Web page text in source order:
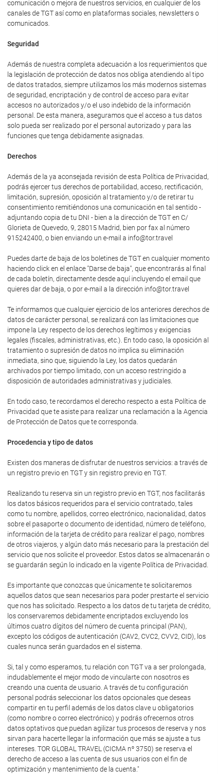
comunicación o mejora de nuestros servicios, en cualquier de los
canales de TGT así como en plataformas sociales, newsletters o
comunicados.
Seguridad
Además de nuestra completa adecuación a los requerimientos que
la legislación de protección de datos nos obliga atendiendo al tipo
de datos tratados, siempre utilizamos los más modernos sistemas
de seguridad, encriptación y de control de acceso para evitar
accesos no autorizados y/o el uso indebido de la información
personal. De esta manera, aseguramos que el acceso a tus datos
solo pueda ser realizado por el personal autorizado y para las
funciones que tenga debidamente asignadas.
Derechos
Además de la ya aconsejada revisión de esta Política de Privacidad,
podrás ejercer tus derechos de portabilidad, acceso, rectificación,
limitación, supresión, oposición al tratamiento y/o de retirar tu
consentimiento remitiéndonos una comunicación en tal sentido -
adjuntando copia de tu DNI - bien a la dirección de TGT en C/
Glorieta de Quevedo, 9, 28015 Madrid, bien por fax al número
915242400, o bien enviando un e-mail a info@tor.travel
Puedes darte de baja de los boletines de TGT en cualquier momento
haciendo click en el enlace "Darse de baja", que encontrarás al final
de cada boletín, directamente desde aquí incluyendo el email que
quieres dar de baja, o por e-mail a la dirección info@tor.travel
Te informamos que cualquier ejercicio de los anteriores derechos de
datos de carácter personal, se realizará con las limitaciones que
impone la Ley respecto de los derechos legítimos y exigencias
legales (fiscales, administrativas, etc.). En todo caso, la oposición al
tratamiento o supresión de datos no implica su eliminación
inmediata, sino que, siguiendo la Ley, los datos quedarán
archivados por tiempo limitado, con un acceso restringido a
disposición de autoridades administrativas y judiciales.
En todo caso, te recordamos el derecho respecto a esta Política de
Privacidad que te asiste para realizar una reclamación a la Agencia
de Protección de Datos que te corresponda.
Procedencia y tipo de datos
Existen dos maneras de disfrutar de nuestros servicios: a través de
un registro previo en TGT y sin registro previo en TGT.
Realizando tu reserva sin un registro previo en TGT, nos facilitarás
los datos básicos requeridos para el servicio contratado, tales
como tu nombre, apellidos, correo electrónico, nacionalidad, datos
sobre el pasaporte o documento de identidad, número de teléfono,
información de la tarjeta de crédito para realizar el pago, nombres
de otros viajeros, y algún dato más necesario para la prestación del
servicio que nos solicite el proveedor. Estos datos se almacenarán o
se guardarán según lo indicado en la vigente Política de Privacidad.
Es importante que conozcas que únicamente te solicitaremos
aquellos datos que sean necesarios para poder prestarte el servicio
que nos has solicitado. Respecto a los datos de tu tarjeta de crédito,
los conservaremos debidamente encriptados excluyendo los
últimos cuatro dígitos del número de cuenta principal (PAN),
excepto los códigos de autenticación (CAV2, CVC2, CVV2, CID), los
cuales nunca serán guardados en el sistema.
Si, tal y como esperamos, tu relación con TGT va a ser prolongada,
indudablemente el mejor modo de vincularte con nosotros es
creando una cuenta de usuario. A través de tu configuración
personal podrás seleccionar los datos opcionales que deseas
compartir en tu perfil además de los datos clave u obligatorios
(como nombre o correo electrónico) y podrás ofrecernos otros
datos optativos que puedan agilizar tus procesos de reserva y nos
sirvan para hacerte llegar la información que más se ajuste a tus
intereses. TOR GLOBAL TRAVEL (CICMA nº 3750) se reserva el
derecho de acceso a las cuenta de sus usuarios con el fin de
optimización y mantenimiento de la cuenta."